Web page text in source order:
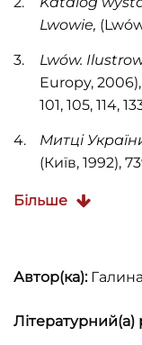
Lwowie,
Lwów.
Europy, 2006),
101, 105, 114,
Митці
(Київ, 1992),
Володимир
Більше
Автор(ка):
Літературний(а)